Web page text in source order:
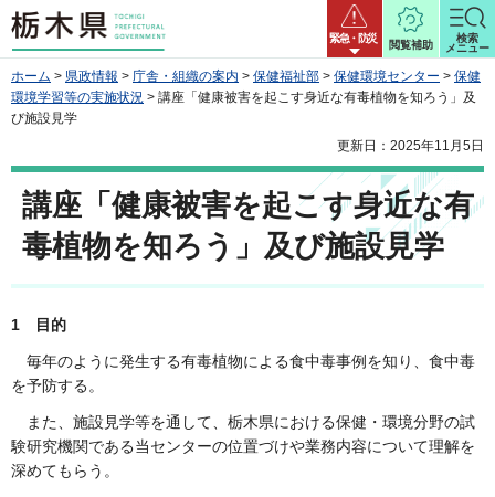
栃木県 緊急・防災
閲覧補助
検索
メニュー
ホーム > 県政情報 > 庁舎・組織の案内 > 保健福祉部 > 保健環境センター > 保健
環境学習等の実施状況 > 講座「健康被害を起こす身近な有毒植物を知ろう」及
び施設見学
更新日：2025年11月5日
講座「健康被害を起こす身近な有
毒植物を知ろう」及び施設見学
1 目的
毎年のように発生する有毒植物による食中毒事例を知り、食中毒
を予防する。
また、施設見学等を通して、栃木県における保健・環境分野の試
験研究機関である当センターの位置づけや業務内容について理解を
深めてもらう。